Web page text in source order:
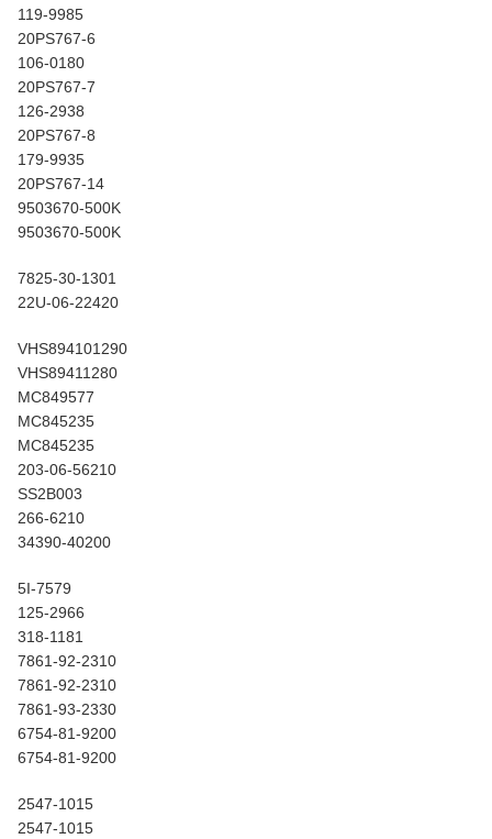
119-9985
20PS767-6
106-0180
20PS767-7
126-2938
20PS767-8
179-9935
20PS767-14
9503670-500K
9503670-500K
7825-30-1301
22U-06-22420
VHS894101290
VHS89411280
MC849577
MC845235
MC845235
203-06-56210
SS2B003
266-6210
34390-40200
5I-7579
125-2966
318-1181
7861-92-2310
7861-92-2310
7861-93-2330
6754-81-9200
6754-81-9200
2547-1015
2547-1015